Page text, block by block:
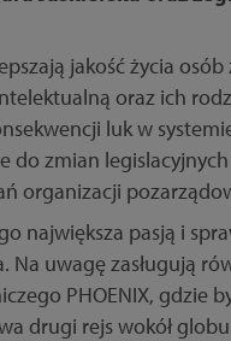
jakość życia osób
oraz ich
luk w
do zmian
organizacji
największa pasją i
Na uwagę zasługują
PHOENIX, gdzie
drugi rejs wokół